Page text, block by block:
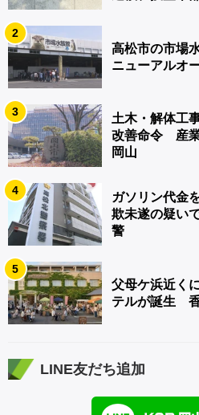
2
高松市の市場
ニューアルオ
3
土木・解体工
改善命令 産
岡山
4
ガソリン代金
欺未遂の疑い
警
5
父母ケ浜近く
テルが誕生
LINE友だち追加